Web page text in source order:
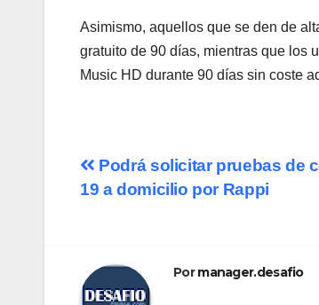
Asimismo, aquellos que se den de
gratuito de 90 días, mientras que los
Music HD durante 90 días sin coste
Navegación
Podrá solicitar pruebas de
19 a domicilio por Rappi
Pormanager.desafio